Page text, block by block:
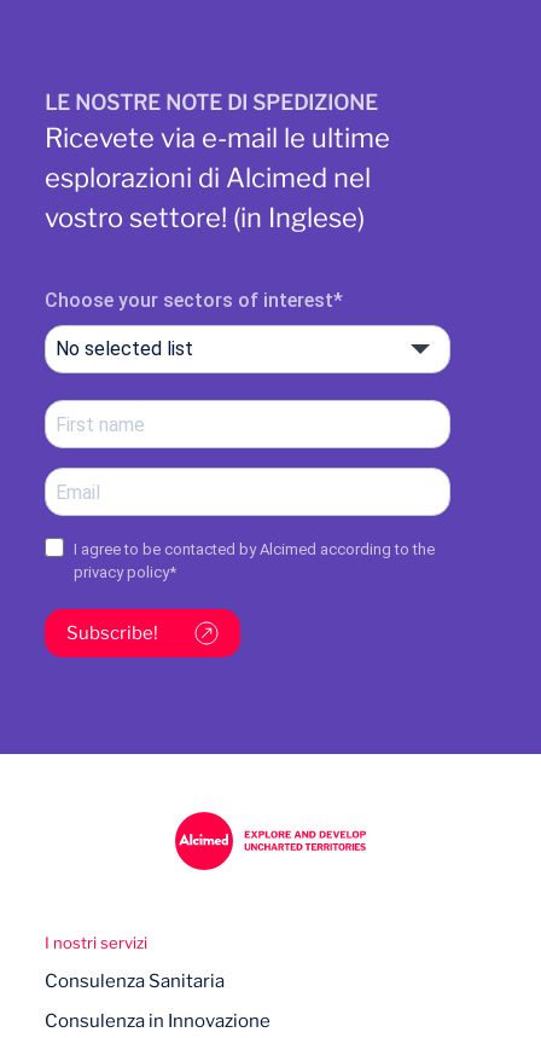
LE NOSTRE NOTE DI SPEDIZIONE
Ricevete via e-mail le ultime
esplorazioni di Alcimed nel
vostro settore! (in Inglese)
Choose your sectors of interest
No selected list
I agree to be contacted by Alcimed according to the
privacy policy*
Subscribe!
I nostri servizi
Consulenza Sanitaria
Consulenza in Innovazione